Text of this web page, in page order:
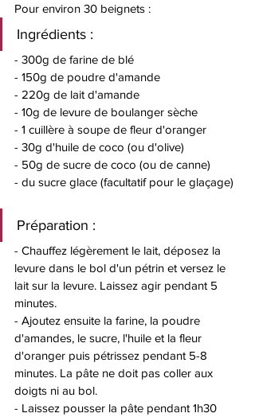
Pour environ 30 beignets :
Ingrédients :
- 300g de farine de blé
- 150g de poudre d'amande
- 220g de lait d'amande
- 10g de levure de boulanger sèche
- 1 cuillère à soupe de fleur d'oranger
- 30g d'huile de coco (ou d'olive)
- 50g de sucre de coco (ou de canne)
- du sucre glace (facultatif pour le glaçage)
Préparation :
- Chauffez légèrement le lait, déposez la
levure dans le bol d'un pétrin et versez le
lait sur la levure. Laissez agir pendant 5
minutes.
- Ajoutez ensuite la farine, la poudre
d'amandes, le sucre, l'huile et la fleur
d'oranger puis pétrissez pendant 5-8
minutes. La pâte ne doit pas coller aux
doigts ni au bol.
- Laissez pousser la pâte pendant 1h30